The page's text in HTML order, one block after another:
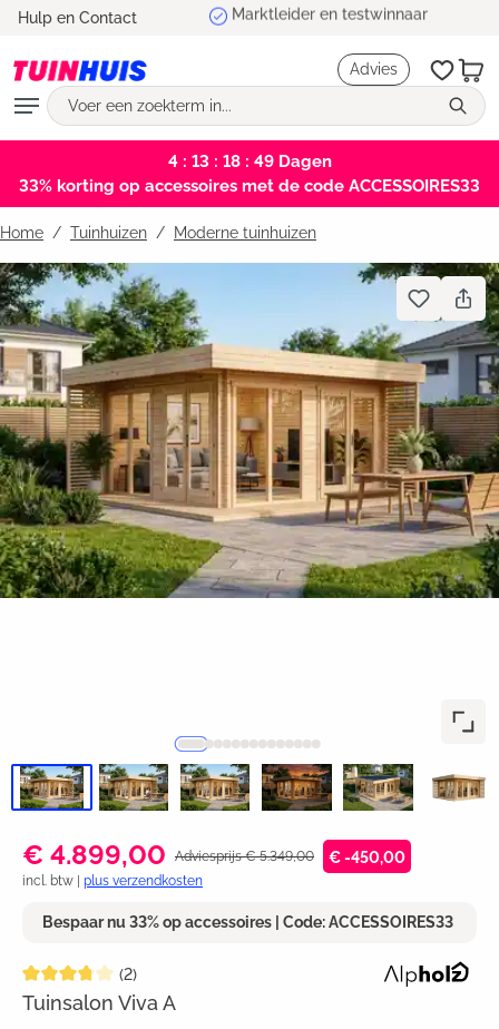
Hulp en Contact Marktleider en testwinnaar
Advies
4 : 13 : 18 : 48Dagen
33% korting op accessoires met de code ACCESSOIRES33
Home Tuinhuizen / Moderne tuinhuizen
Bildergalerie überspringen
€ 4.899,00 Adviesprijs € 5.349,00 € -450,00
incl. btw | plus verzendkosten
Bespaar nu 33% op accessoires | Code: ACCESSOIRES33
Gemiddelde waardering van 3.7 van 5 sterren
(2)
Tuinsalon Viva A